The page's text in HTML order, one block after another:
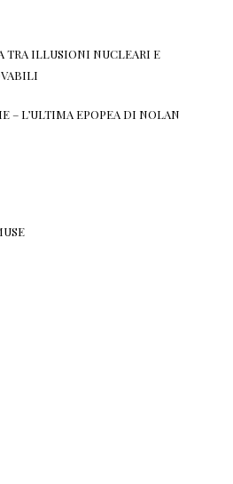
TRA ILLUSIONI NUCLEARI E
– L’ULTIMA EPOPEA DI NOLAN